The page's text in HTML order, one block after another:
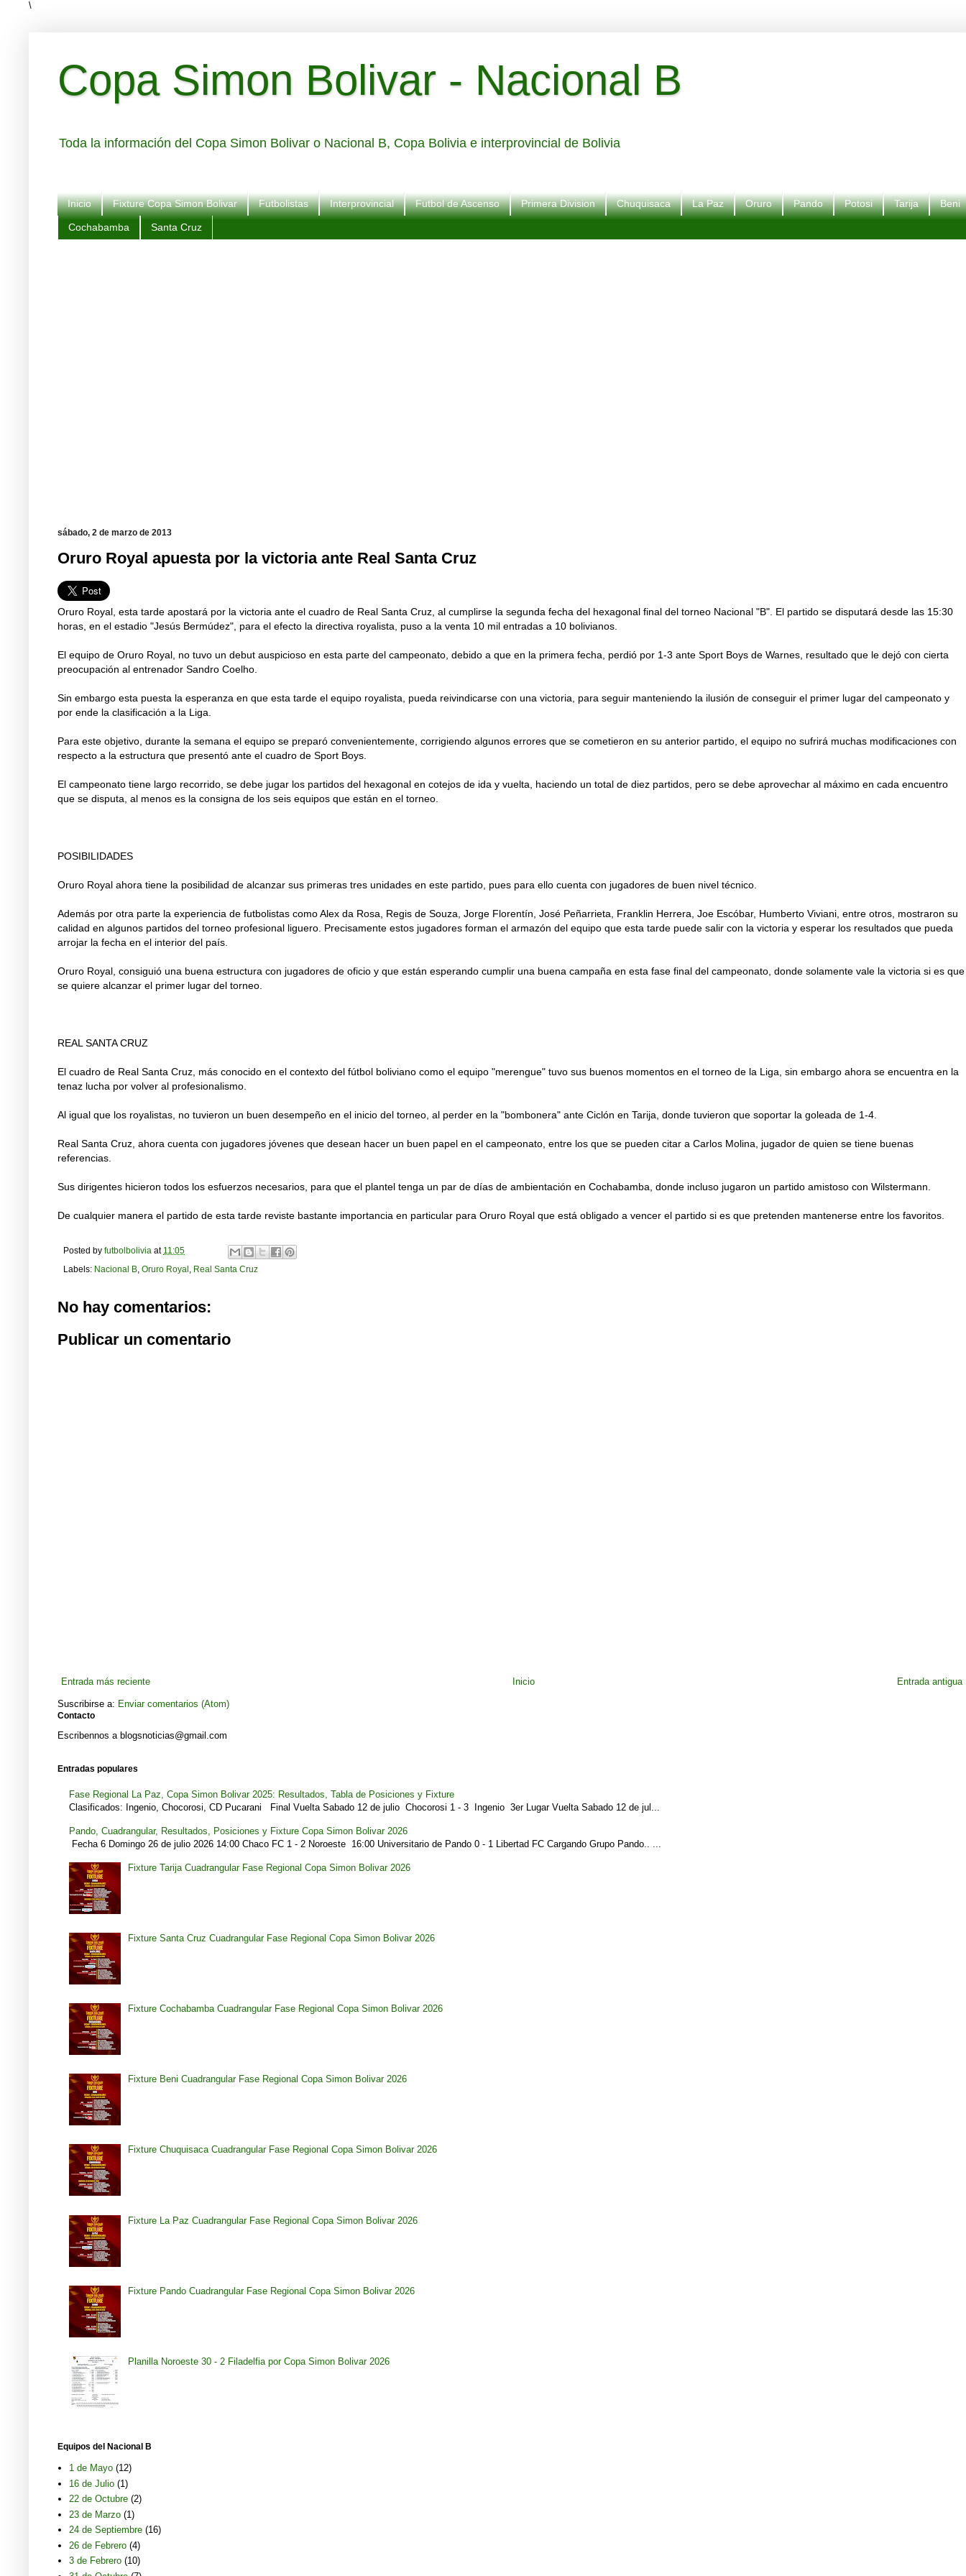
\
Copa Simon Bolivar - Nacional B
Toda la información del Copa Simon Bolivar o Nacional B, Copa Bolivia e interprovincial de Bolivia
Inicio Fixture Copa Simon Bolivar Futbolistas Interprovincial Futbol de Ascenso Primera Division Chuquisaca La Paz Oruro Pando Potosi Tarija Beni
Cochabamba Santa Cruz
sábado, 2 de marzo de 2013
Oruro Royal apuesta por la victoria ante Real Santa Cruz
Oruro Royal, esta tarde apostará por la victoria ante el cuadro de Real Santa Cruz, al cumplirse la segunda fecha del hexagonal final del torneo Nacional "B". El partido se disputará desde las 15:30
horas, en el estadio "Jesús Bermúdez", para el efecto la directiva royalista, puso a la venta 10 mil entradas a 10 bolivianos.
El equipo de Oruro Royal, no tuvo un debut auspicioso en esta parte del campeonato, debido a que en la primera fecha, perdió por 1-3 ante Sport Boys de Warnes, resultado que le dejó con cierta
preocupación al entrenador Sandro Coelho.
Sin embargo esta puesta la esperanza en que esta tarde el equipo royalista, pueda reivindicarse con una victoria, para seguir manteniendo la ilusión de conseguir el primer lugar del campeonato y
por ende la clasificación a la Liga.
Para este objetivo, durante la semana el equipo se preparó convenientemente, corrigiendo algunos errores que se cometieron en su anterior partido, el equipo no sufrirá muchas modificaciones con
respecto a la estructura que presentó ante el cuadro de Sport Boys.
El campeonato tiene largo recorrido, se debe jugar los partidos del hexagonal en cotejos de ida y vuelta, haciendo un total de diez partidos, pero se debe aprovechar al máximo en cada encuentro
que se disputa, al menos es la consigna de los seis equipos que están en el torneo.
POSIBILIDADES
Oruro Royal ahora tiene la posibilidad de alcanzar sus primeras tres unidades en este partido, pues para ello cuenta con jugadores de buen nivel técnico.
Además por otra parte la experiencia de futbolistas como Alex da Rosa, Regis de Souza, Jorge Florentín, José Peñarrieta, Franklin Herrera, Joe Escóbar, Humberto Viviani, entre otros, mostraron su
calidad en algunos partidos del torneo profesional liguero. Precisamente estos jugadores forman el armazón del equipo que esta tarde puede salir con la victoria y esperar los resultados que pueda
arrojar la fecha en el interior del país.
Oruro Royal, consiguió una buena estructura con jugadores de oficio y que están esperando cumplir una buena campaña en esta fase final del campeonato, donde solamente vale la victoria si es que
se quiere alcanzar el primer lugar del torneo.
REAL SANTA CRUZ
El cuadro de Real Santa Cruz, más conocido en el contexto del fútbol boliviano como el equipo "merengue" tuvo sus buenos momentos en el torneo de la Liga, sin embargo ahora se encuentra en la
tenaz lucha por volver al profesionalismo.
Al igual que los royalistas, no tuvieron un buen desempeño en el inicio del torneo, al perder en la "bombonera" ante Ciclón en Tarija, donde tuvieron que soportar la goleada de 1-4.
Real Santa Cruz, ahora cuenta con jugadores jóvenes que desean hacer un buen papel en el campeonato, entre los que se pueden citar a Carlos Molina, jugador de quien se tiene buenas
referencias.
Sus dirigentes hicieron todos los esfuerzos necesarios, para que el plantel tenga un par de días de ambientación en Cochabamba, donde incluso jugaron un partido amistoso con Wilstermann.
De cualquier manera el partido de esta tarde reviste bastante importancia en particular para Oruro Royal que está obligado a vencer el partido si es que pretenden mantenerse entre los favoritos.
Posted by futbolbolivia at 11:05
Labels: Nacional B Oruro Royal Real Santa Cruz
No hay comentarios:
Publicar un comentario
Entrada más reciente Entrada antigua
Inicio
Suscribirse a: Enviar comentarios (Atom)
Contacto
Escribennos a blogsnoticias@gmail.com
Entradas populares
Fase Regional La Paz, Copa Simon Bolivar 2025: Resultados, Tabla de Posiciones y Fixture
Clasificados: Ingenio, Chocorosi, CD Pucarani Final Vuelta Sabado 12 de julio Chocorosi 1 - 3 Ingenio 3er Lugar Vuelta Sabado 12 de jul...
Pando, Cuadrangular, Resultados, Posiciones y Fixture Copa Simon Bolivar 2026
Fecha 6 Domingo 26 de julio 2026 14:00 Chaco FC 1 - 2 Noroeste 16:00 Universitario de Pando 0 - 1 Libertad FC Cargando Grupo Pando.. ...
Fixture Tarija Cuadrangular Fase Regional Copa Simon Bolivar 2026
Fixture Santa Cruz Cuadrangular Fase Regional Copa Simon Bolivar 2026
Fixture Cochabamba Cuadrangular Fase Regional Copa Simon Bolivar 2026
Fixture Beni Cuadrangular Fase Regional Copa Simon Bolivar 2026
Fixture Chuquisaca Cuadrangular Fase Regional Copa Simon Bolivar 2026
Fixture La Paz Cuadrangular Fase Regional Copa Simon Bolivar 2026
Fixture Pando Cuadrangular Fase Regional Copa Simon Bolivar 2026
Planilla Noroeste 30 - 2 Filadelfia por Copa Simon Bolivar 2026
Equipos del Nacional B
1 de Mayo (12)
16 de Julio (1)
22 de Octubre (2)
23 de Marzo (1)
24 de Septiembre (16)
26 de Febrero (4)
3 de Febrero (10)